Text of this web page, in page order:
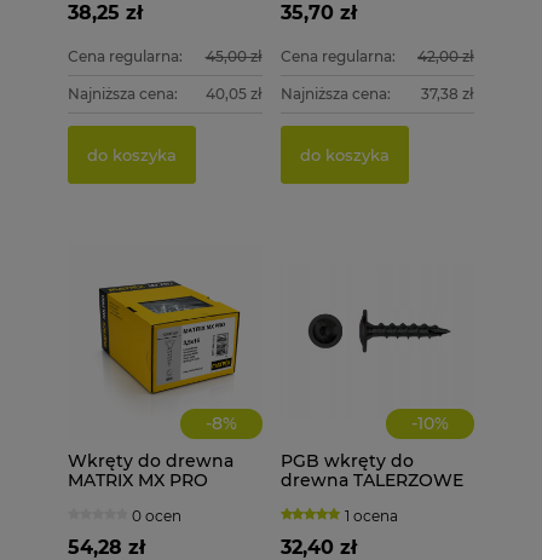
38,25 zł
Cena regularna: 45,00 zł
Najniższa cena: 40,05 zł
do koszyka
35,70 zł
Cena regularna: 42,00 zł
Najniższa cena: 37,38 zł
do koszyka
-8%
Wkręty do drewna
MATRIX MX PRO
soczewkowy - 1000
szt. + BIT MX20
0 ocen
54,28 zł
-10%
PGB wkręty do
drewna TALERZOWE
szt. + BIT1 ocena
32,40 zł